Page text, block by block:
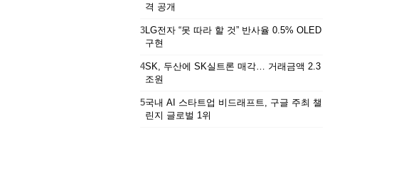
격 공개
3LG전자 “못 따라 할 것” 반사율 0.5% OLED
구현
4SK, 두산에 SK실트론 매각… 거래금액 2.3
조원
5국내 AI 스타트업 비드래프트, 구글 주최 챌
린지 글로벌 1위